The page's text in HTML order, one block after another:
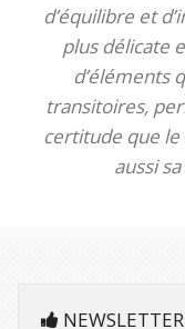
d’équilibre et
plus délicate
d’éléments
transitoires,
certitude que
aussi